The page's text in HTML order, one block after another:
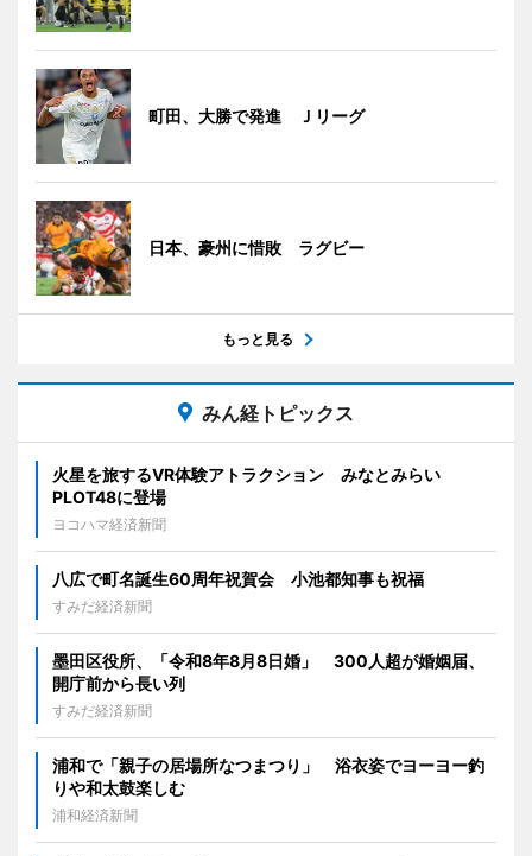
町田、大勝で発進 Ｊリーグ
日本、豪州に惜敗 ラグビー
もっと見る
みん経トピックス
火星を旅するVR体験アトラクション みなとみらい
PLOT48に登場
ヨコハマ経済新聞
八広で町名誕生60周年祝賀会 小池都知事も祝福
すみだ経済新聞
墨田区役所、「令和8年8月8日婚」 300人超が婚姻届、
開庁前から長い列
すみだ経済新聞
浦和で「親子の居場所なつまつり」 浴衣姿でヨーヨー釣
りや和太鼓楽しむ
浦和経済新聞